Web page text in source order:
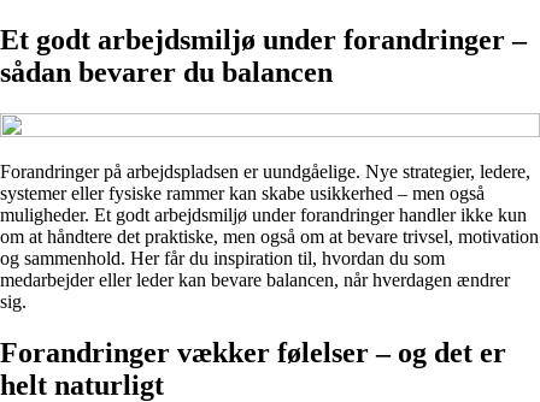
Et godt arbejdsmiljø under forandringer –
sådan bevarer du balancen
Forandringer på arbejdspladsen er uundgåelige. Nye strategier, ledere,
systemer eller fysiske rammer kan skabe usikkerhed – men også
muligheder. Et godt arbejdsmiljø under forandringer handler ikke kun
om at håndtere det praktiske, men også om at bevare trivsel, motivation
og sammenhold. Her får du inspiration til, hvordan du som
medarbejder eller leder kan bevare balancen, når hverdagen ændrer
sig.
Forandringer vækker følelser – og det er
helt naturligt